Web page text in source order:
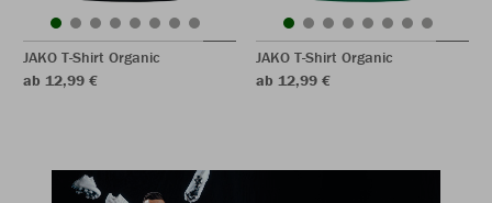
JAKO T-Shirt Organic
ab 12,99 €
JAKO T-Shirt Organic
ab 12,99 €